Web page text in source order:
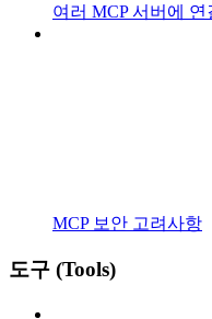
여러 MCP 서버에 연
MCP 보안 고려사항
도구 (Tools)